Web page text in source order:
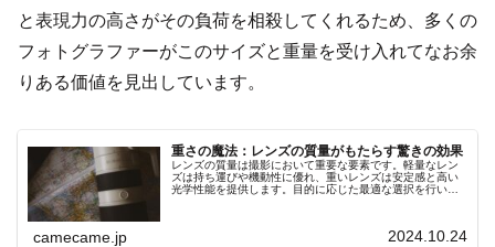
と表現力の高さがその負荷を相殺してくれるため、多くの
フォトグラファーがこのサイズと重量を受け入れてなお余
りある価値を見出しています。
重さの魔法：レンズの質量がもたらす驚きの効果
レンズの質量は撮影において重要な要素です。軽量なレン
ズは持ち運びや機動性に優れ、重いレンズは安定感と高い
光学性能を提供します。目的に応じた最適な選択を行い、
camecame.jp 2024.10.24